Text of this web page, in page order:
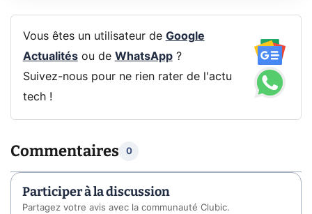
Vous êtes un utilisateur de Google
Actualitésou de WhatsApp?
Suivez-nous pour ne rien rater de l'actu
tech !
Commentaires 0
Participer à la discussion
Partagez votre avis avec la communauté Clubic.